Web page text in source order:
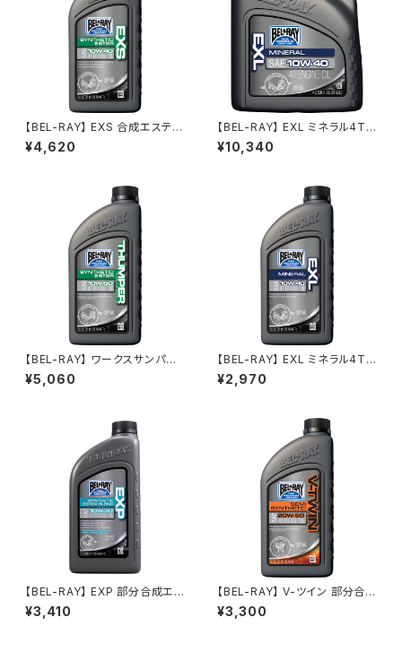
【BEL-RAY】 EXS 合成エステル
4Tエンジンオイル 【ベルレイ】
EXS Synthetic Ester 4T En
¥4,620
【BEL-RAY】 EXL ミネラル4T
エンジンオイル 4L 【ベルレイ】
EXL Mineral 4T Engine Oil
¥10,340
【BEL-RAY】 ワークスサンパー・
レーシング合成エステル4Tエン
ジンオイル 【ベルレイ】 WORK
¥5,060
【BEL-RAY】 EXL ミネラル4T
エンジンオイル 1L 【ベルレイ】
EXL Mineral 4T Engine Oil
¥2,970
【BEL-RAY】 EXP 部分合成エス
テル4Tエンジンオイル 【ベルレ
イ】 EXP Synthetic Ester Ble
¥3,410
【BEL-RAY】 V-ツイン 部分合成
エンジンオイル 1L 【ベルレイ】
V-TWIN SEMI-SYNTHETIC
¥3,300